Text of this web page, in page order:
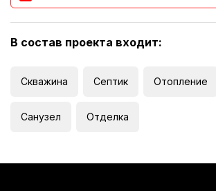
В состав проекта входит:
Скважина Септик Отопление
Санузел Отделка